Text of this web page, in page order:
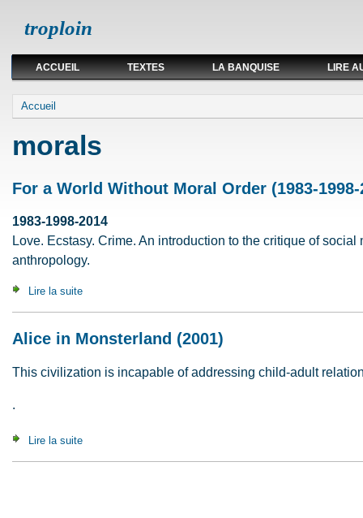
troploin
ACCUEIL TEXTES LA BANQUISE LIRE
Vous êtes ici
Accueil
morals
For a World Without Moral Order (1983-1998-
1983-1998-2014
Love. Ecstasy. Crime. An introduction to the critique of
anthropology.
Lire la suite
Alice in Monsterland (2001)
This civilization is incapable of addressing child-adult
.
Lire la suite